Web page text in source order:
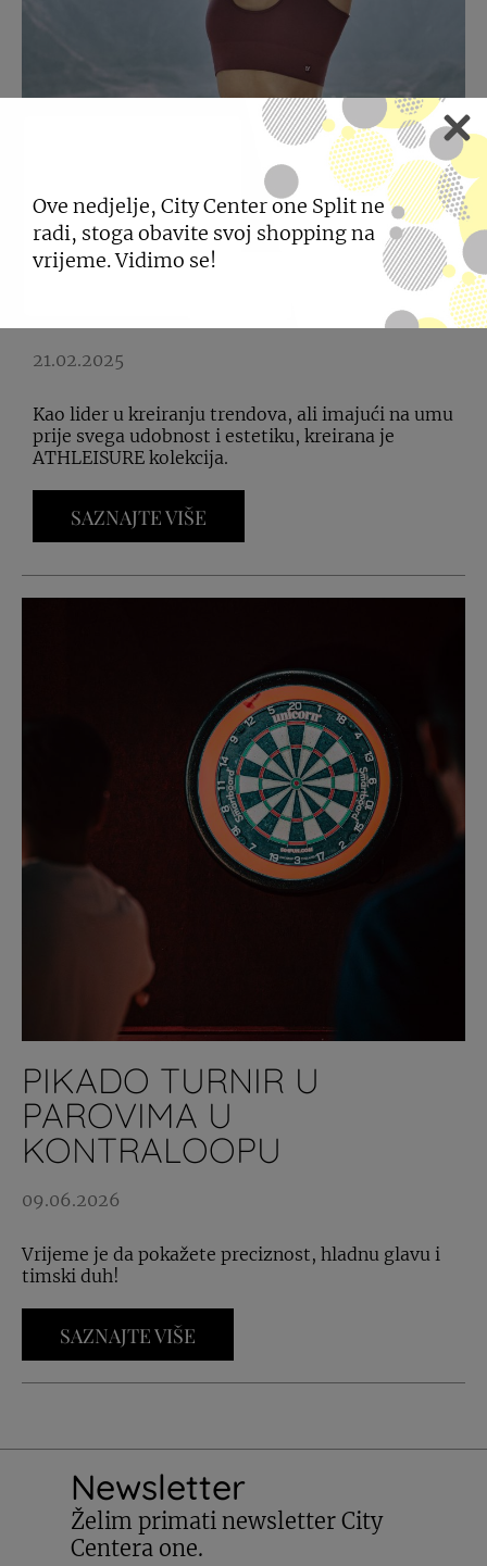
CALZEDONIA
PREDSTAVLJA NOVU
21.02.2025
Kao lider u kreiranju trendova, ali imajući na umu
prije svega udobnost i estetiku, kreirana je
ATHLEISURE kolekcija.
SAZNAJTE VIŠE
PIKADO TURNIR U
PAROVIMA U
KONTRALOOPU
09.06.2026
Vrijeme je da pokažete preciznost, hladnu glavu i
timski duh!
SAZNAJTE VIŠE
Newsletter
Želim primati newsletter City
Centera one.
Ove nedjelje, City Center one Split ne
radi, stoga obavite svoj shopping na
vrijeme. Vidimo se!